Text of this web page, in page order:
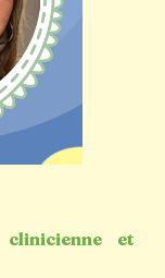
clinicienne et